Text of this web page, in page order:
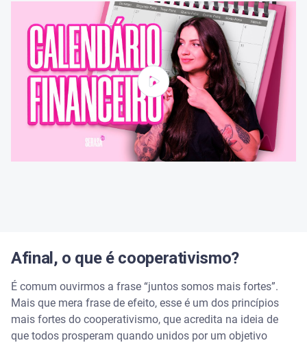
Afinal, o que é cooperativismo?
É comum ouvirmos a frase “juntos somos mais fortes”.
Mais que mera frase de efeito, esse é um dos princípios
mais fortes do cooperativismo, que acredita na ideia de
que todos prosperam quando unidos por um objetivo